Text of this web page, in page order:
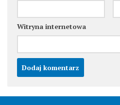
Witryna internetowa